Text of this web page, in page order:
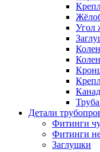
Угол
Детали
Фитинги
Фитинги
Заглушки